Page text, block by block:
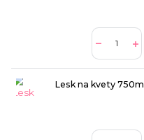
Lesk na kvety 750ml